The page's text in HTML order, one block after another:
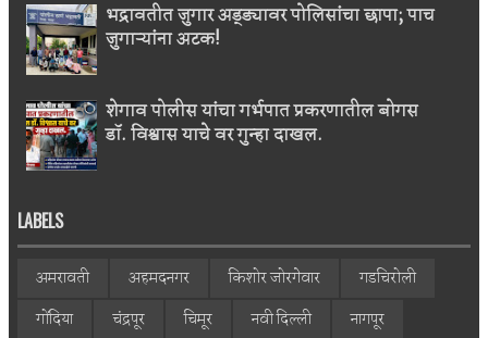
भद्रावतीत जुगार अड्ड्यावर पोलिसांचा छापा; पाच
जुगाऱ्यांना अटक!
शेगाव पोलीस यांचा गर्भपात प्रकरणातील बोगस
डॉ. विश्वास याचे वर गुन्हा दाखल.
LABELS
अमरावती अहमदनगर किशोर जोरगेवार
गडचिरोली
गोंदिया
चंद्रपूर चिमूर नवी दिल्ली
नागपूर